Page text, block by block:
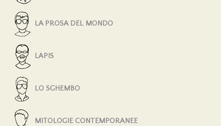
LA PROSA DEL MONDO
LAPIS
LO SGHEMBO
MITOLOGIE CONTEMPORANEE